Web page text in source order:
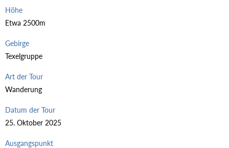
Höhe
Etwa 2500m
Gebirge
Texelgruppe
Art der Tour
Wanderung
Datum der Tour
25. Oktober 2025
Ausgangspunkt